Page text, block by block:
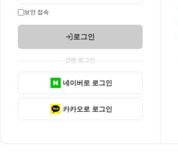
보안 접속
로그인
간편 로그인
네이버로 로그인
카카오로 로그인